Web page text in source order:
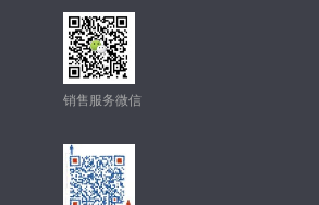
销售服务微信